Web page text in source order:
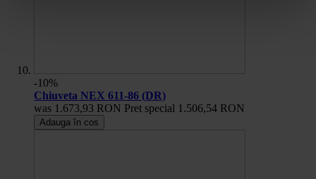
-10%
Chiuveta NEX 611-86 (DR)
was 1.673,93 RON Pret special 1.506,54 RON
Adauga în cos